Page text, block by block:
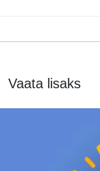
Vaata lisaks